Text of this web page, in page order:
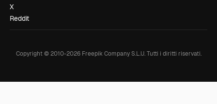
X
Reddit
Copyright © 2010-2026Freepik Company S.L.U. Tutti i diritti riservati.